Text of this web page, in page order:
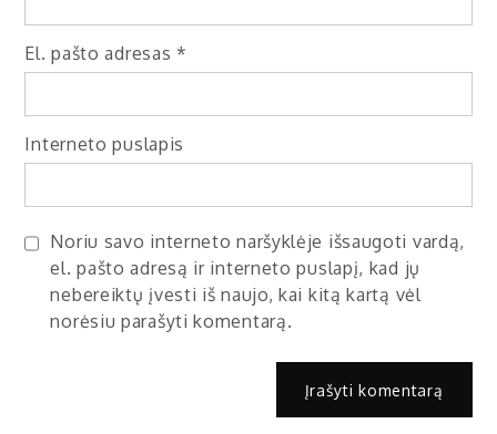
El. pašto adresas *
Interneto puslapis
Noriu savo interneto naršyklėje išsaugoti vardą,
el. pašto adresą ir interneto puslapį, kad jų
nebereiktų įvesti iš naujo, kai kitą kartą vėl
norėsiu parašyti komentarą.